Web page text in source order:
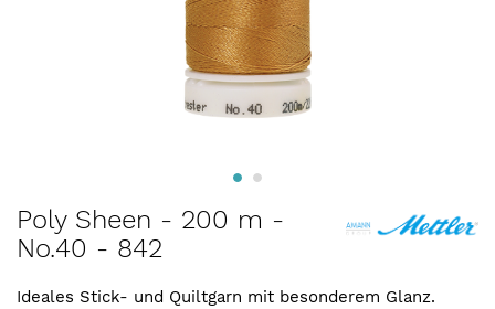
Zum
Anfang
der
springen
Poly Sheen - 200 m -
No.40 - 842
Ideales Stick- und Quiltgarn mit besonderem Glanz.